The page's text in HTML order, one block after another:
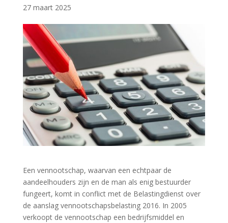
27 maart 2025
Een vennootschap, waarvan een echtpaar de
aandeelhouders zijn en de man als enig bestuurder
fungeert, komt in conflict met de Belastingdienst over
de aanslag vennootschapsbelasting 2016. In 2005
verkoopt de vennootschap een bedrijfsmiddel en